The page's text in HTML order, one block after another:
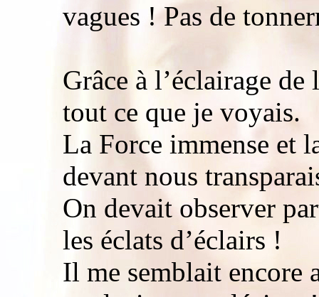
vagues ! Pas de
Grâce à l’éclairage
tout ce que je voyais.
La Force immense et
devant nous
On devait observer
les éclats d’éclairs !
Il me semblait encore